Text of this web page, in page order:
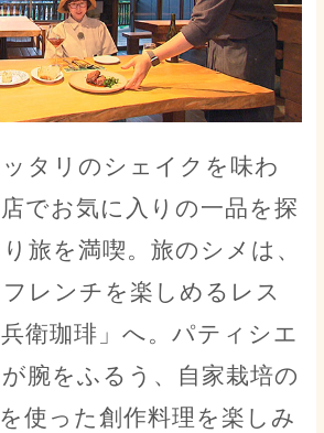
タリのシェイクを味わ
でお気に入りの一品を探
旅を満喫。旅のシメは、
レンチを楽しめるレス
衛珈琲」へ。パティシエ
腕をふるう、自家栽培の
使った創作料理を楽しみ